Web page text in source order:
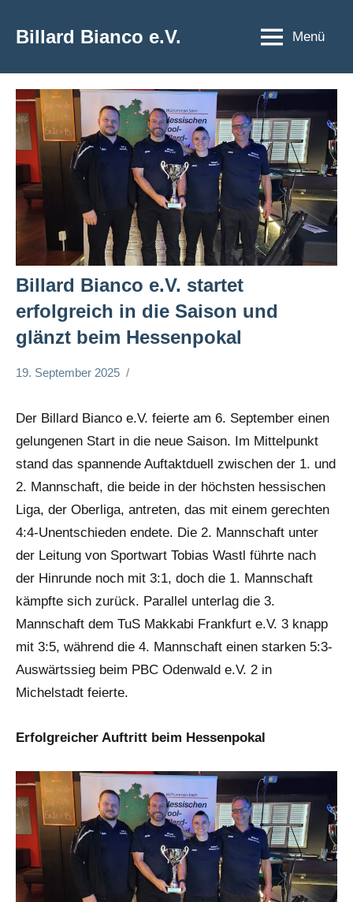
InhaltBillard Bianco e.V. Menü
Billard Bianco e.V. startet
erfolgreich in die Saison und
glänzt beim Hessenpokal
19. September 2025
Der Billard Bianco e.V. feierte am 6. September einen
gelungenen Start in die neue Saison. Im Mittelpunkt
stand das spannende Auftaktduell zwischen der 1. und
2. Mannschaft, die beide in der höchsten hessischen
Liga, der Oberliga, antreten, das mit einem gerechten
4:4-Unentschieden endete. Die 2. Mannschaft unter
der Leitung von Sportwart Tobias Wastl führte nach
der Hinrunde noch mit 3:1, doch die 1. Mannschaft
kämpfte sich zurück. Parallel unterlag die 3.
Mannschaft dem TuS Makkabi Frankfurt e.V. 3 knapp
mit 3:5, während die 4. Mannschaft einen starken 5:3-
Auswärtssieg beim PBC Odenwald e.V. 2 in
Michelstadt feierte.
Erfolgreicher Auftritt beim Hessenpokal